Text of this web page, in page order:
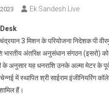
Ek Sandesh Live
चंद्रयान 3 मिशन के परियोजना निदेशक पी
भारतीय अंतरिक्ष अनुसंधान संगठन (इसरो)
के अनुसार यह धनराशि उनके अल्मा मेटर के
में स्थापित श्री साईराम इंजीनियरिंग
हैं।